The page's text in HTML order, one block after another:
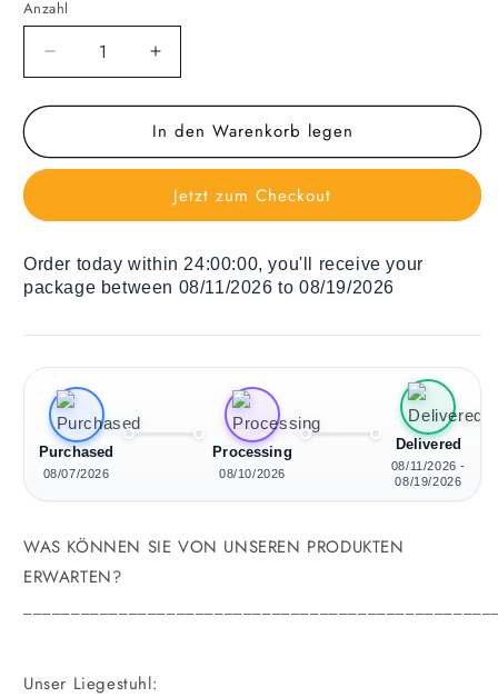
Anzahl
Verringere
die
Menge
Holz
Tropical
Erhöhe
die
Menge
für
Holz
Red
Tropical
In den Warenkorb legen
Jetzt zum Checkout
Order today within 24:00:00, you'll receive your
package between 08/11/2026 to 08/19/2026
Purchased
08/07/2026
Processing
08/10/2026
Delivered
08/11/2026 -
08/19/2026
WAS KÖNNEN SIE VON UNSEREN PRODUKTEN
ERWARTEN?
Unser Liegestuhl: